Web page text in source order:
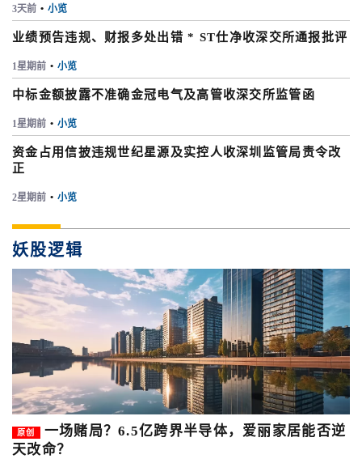
3天前 • 小览
业绩预告违规、财报多处出错 * ST仕净收深交所通报批评
1星期前 • 小览
中标金额披露不准确金冠电气及高管收深交所监管函
1星期前 • 小览
资金占用信披违规世纪星源及实控人收深圳监管局责令改
正
2星期前 • 小览
妖股逻辑
原创
一场赌局？6.5亿跨界半导体，爱丽家居能否逆
天改命？